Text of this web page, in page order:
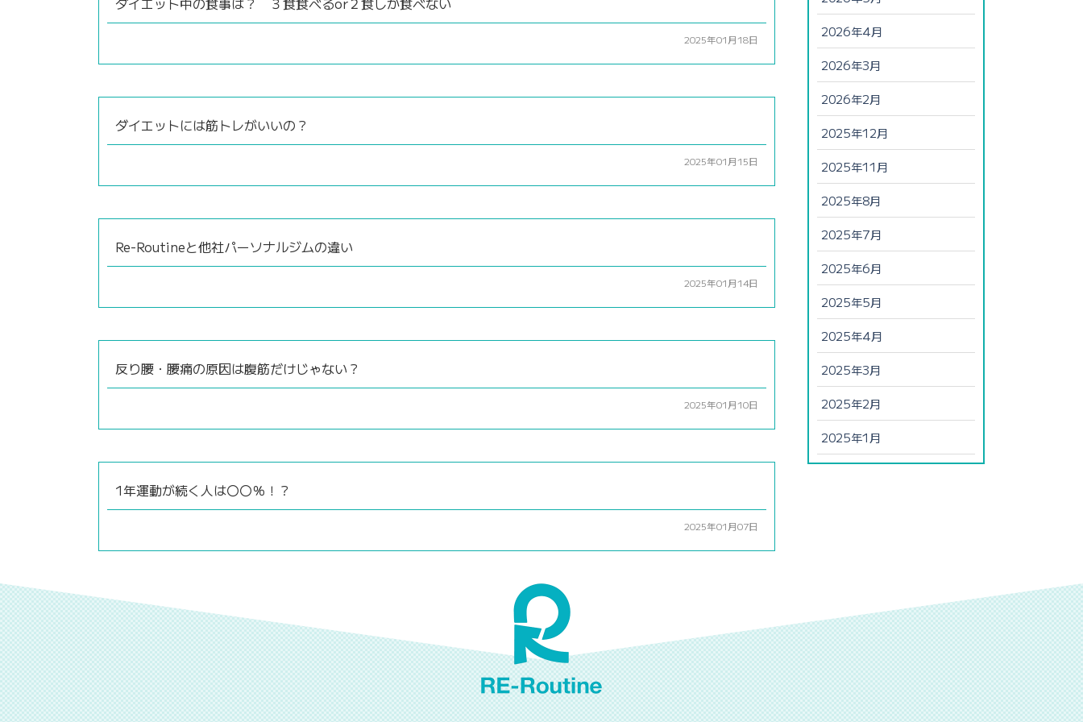
2025年01月18日
ダイエットには筋トレがいいの？
2025年01月15日
Re-Routineと他社パーソナルジムの違い
2025年01月14日
反り腰・腰痛の原因は腹筋だけじゃない？
2025年01月10日
1年運動が続く人は〇〇％！？
2025年01月07日
2026年4月
2026年3月
2026年2月
2025年12月
2025年11月
2025年8月
2025年7月
2025年6月
2025年5月
2025年4月
2025年3月
2025年2月
2025年1月